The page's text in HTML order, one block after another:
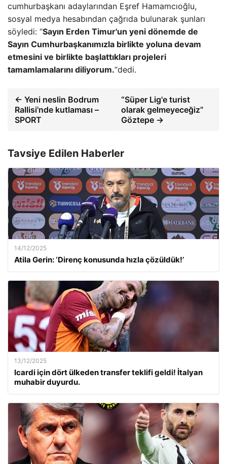
cumhurbaşkanı adaylarından Eşref Hamamcıoğlu,
sosyal medya hesabından çağrıda bulunarak şunları
söyledi: “Sayın Erden Timur'un yeni dönemde de
Sayın Cumhurbaşkanımızla birlikte yoluna devam
etmesini ve birlikte başlattıkları projeleri
tamamlamalarını diliyorum.“dedi.
← Yeni neslin Bodrum
Rallisi'nde kutlaması –
SPORT
“Süper Lig'e turist
olarak gelmeyeceğiz”
Göztepe →
Tavsiye Edilen Haberler
14/12/2025
Atila Gerin: ‘Direnç konusunda hızla çözüldük!’
13/12/2025
Icardi için dört ülkeden transfer teklifi geldi! İtalyan
muhabir duyurdu.